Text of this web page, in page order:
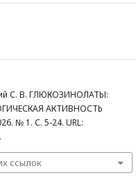
С. В. ГЛЮКОЗИНОЛАТЫ:
АКТИВНОСТЬ
№ 1. С. 5-24. URL:
ссылок